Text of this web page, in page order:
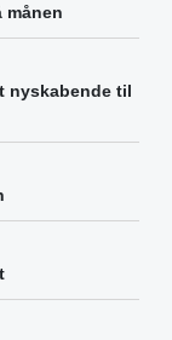
månen
nyskabende til